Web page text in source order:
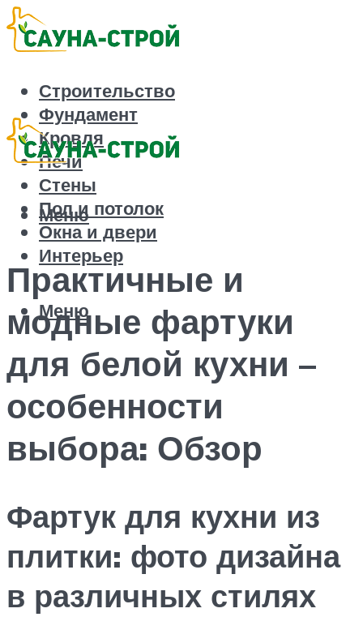
Строительство
Фундамент
Кровля
Печи
Стены
Пол и потолок
Окна и двери
Интерьер
Меню
Меню
Практичные и
модные фартуки
для белой кухни –
особенности
выбора: Обзор
Фартук для кухни из
плитки: фото дизайна
в различных стилях